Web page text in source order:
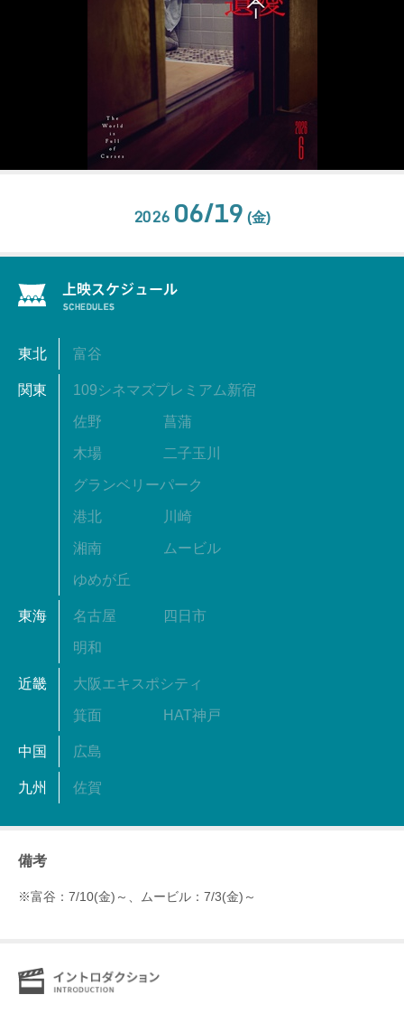
2026 06/19 (金)
東北 富谷
関東 109シネマズプレミアム新宿
佐野 菖蒲
木場 二子玉川
グランベリーパーク
港北 川崎
湘南 ムービル
ゆめが丘
東海 名古屋 四日市
明和
近畿 大阪エキスポシティ
箕面 HAT神戸
中国 広島
九州 佐賀
備考
※富谷：7/10(金)～、ムービル：7/3(金)～